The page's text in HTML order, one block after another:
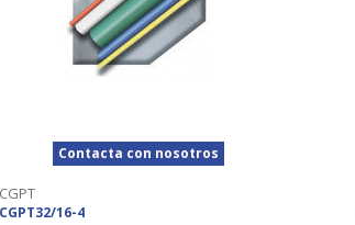
Contacta con nosotros
CGPT
CGPT32/16-4